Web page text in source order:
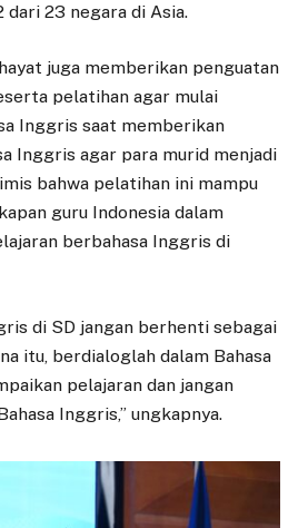
dari 23 negara di Asia.
juga memberikan penguatan
pelatihan agar mulai
Inggris saat memberikan
Inggris agar para murid menjadi
bahwa pelatihan ini mampu
guru Indonesia dalam
berbahasa Inggris di
di SD jangan berhenti sebagai
itu, berdialoglah dalam Bahasa
pelajaran dan jangan
Inggris,” ungkapnya.